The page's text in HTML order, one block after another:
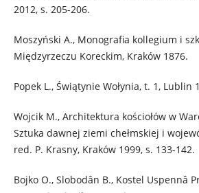
2012, s. 205-206.
Moszyński A., Monografia kollegium i
Międzyrzeczu Koreckim, Kraków 1876.
Popek L., Świątynie Wołynia, t. 1, Lublin
Wojcik M., Architektura kościołów w
Sztuka dawnej ziemi chełmskiej i
red. P. Krasny, Kraków 1999, s. 133-142.
Bojko O., Slobodân B., Kostel Uspennâ